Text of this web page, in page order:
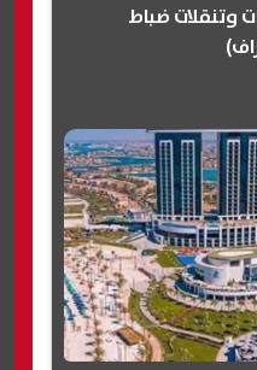
وتنقلات ضباط